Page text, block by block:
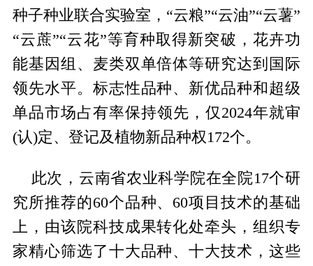
种子种业联合实验室，“云粮”“云油”“云薯”
“云蔗”“云花”等育种取得新突破，花卉功
能基因组、麦类双单倍体等研究达到国际
领先水平。标志性品种、新优品种和超级
单品市场占有率保持领先，仅2024年就审
(认)定、登记及植物新品种权172个。
此次，云南省农业科学院在全院17个研
究所推荐的60个品种、60项目技术的基础
上，由该院科技成果转化处牵头，组织专
家精心筛选了十大品种、十大技术，这些